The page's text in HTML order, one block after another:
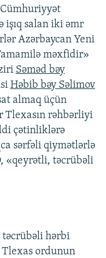
işıq salan iki əmr
Azərbaycan Yeni
məxfidir»
Səməd bəy
Həbib bəy Səlimov
almaq üçün
Tlexasın rəhbərliyi
çətinliklərə
sərfəli qiymətlərlə
«qeyrətli, təcrübəli
təcrübəli hərbi
ordunun